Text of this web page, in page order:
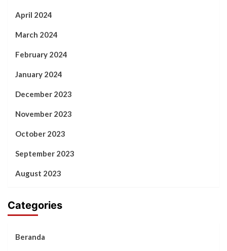
April 2024
March 2024
February 2024
January 2024
December 2023
November 2023
October 2023
September 2023
August 2023
Categories
Beranda